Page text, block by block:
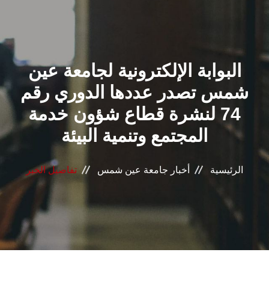
القطاعـات
الشئون الأكاديمية
البحث العلمي
الرعاية الصحية
المراكز والوحدات
الأنظمة الذكية
الإعلام
البوابة الإلكترونية لجامعة عين
شمس تصدر عددها الدوري رقم
74 لنشرة قطاع شؤون خدمة
المجتمع وتنمية البيئة
الرئيسية أخبار جامعة عين شمس تفاصيل الخبر